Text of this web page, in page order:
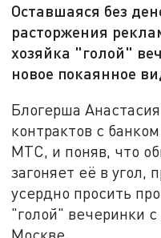
Оставшаяся без
расторжения
хозяйка "голой"
новое покаянное
Блогерша
контрактов с
МТС, и поняв, что
загоняет её в угол,
усердно просить
"голой" вечеринки
Москве.